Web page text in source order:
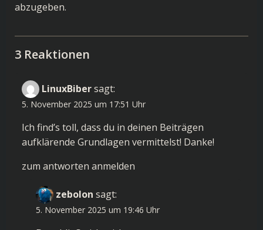
abzugeben.
3 Reaktionen
LinuxBibersagt:
5. November 2025 um 17:51 Uhr
Ich find’s toll, dass du in deinen Beiträgen
aufklärende Grundlagen vermittelst! Danke!
zum antworten anmelden
zebolon sagt:
5. November 2025 um 19:46 Uhr